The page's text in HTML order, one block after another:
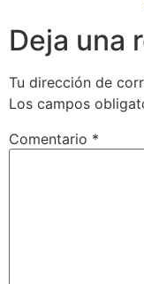
Deja una
Tu dirección de
Los campos
Comentario *